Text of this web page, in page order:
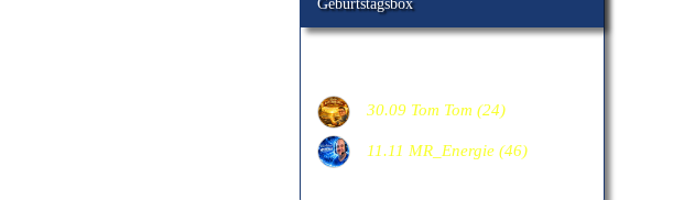
Geburtstagsbox
30.09 Tom Tom (24)
11.11 MR_Energie (46)